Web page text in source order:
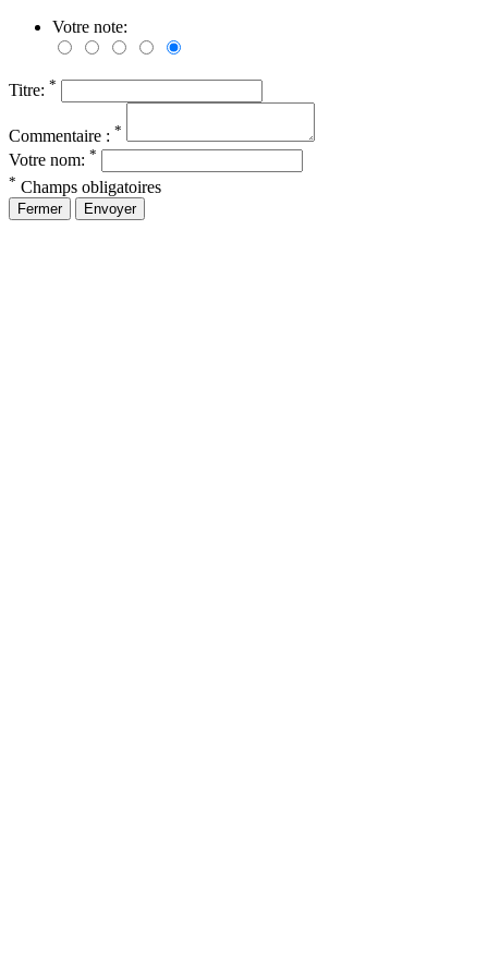
Votre note:
Titre: *
Commentaire : *
Votre nom: *
* Champs obligatoires
Fermer Envoyer